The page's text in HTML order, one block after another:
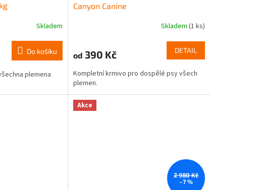
Skladem
Do košíku
plemena
Canyon Canine
Skladem (1 ks)
od 390 Kč DETAIL
Kompletní krmivo pro dospělé psy všech
plemen.
Akce
2 980 Kč
–7 %